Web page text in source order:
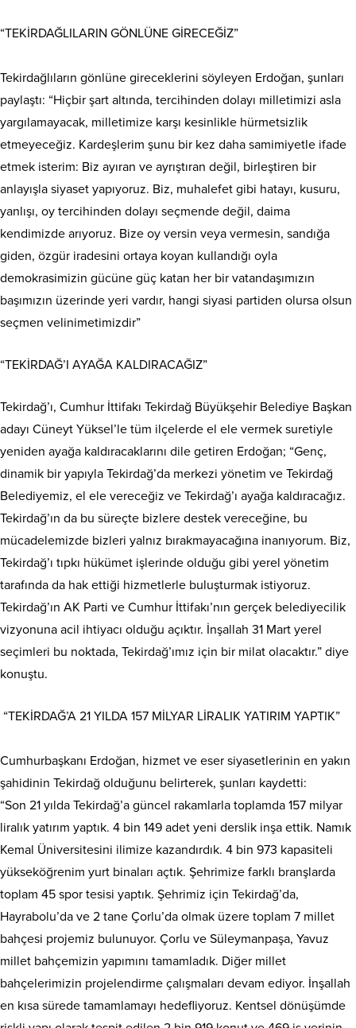
“TEKİRDAĞLILARIN GÖNLÜNE GİRECEĞİZ”
Tekirdağlıların gönlüne gireceklerini söyleyen Erdoğan, şunları
paylaştı: “Hiçbir şart altında, tercihinden dolayı milletimizi asla
yargılamayacak, milletimize karşı kesinlikle hürmetsizlik
etmeyeceğiz. Kardeşlerim şunu bir kez daha samimiyetle ifade
etmek isterim: Biz ayıran ve ayrıştıran değil, birleştiren bir
anlayışla siyaset yapıyoruz. Biz, muhalefet gibi hatayı, kusuru,
yanlışı, oy tercihinden dolayı seçmende değil, daima
kendimizde arıyoruz. Bize oy versin veya vermesin, sandığa
giden, özgür iradesini ortaya koyan kullandığı oyla
demokrasimizin gücüne güç katan her bir vatandaşımızın
başımızın üzerinde yeri vardır, hangi siyasi partiden olursa olsun
seçmen velinimetimizdir”
“TEKİRDAĞ’I AYAĞA KALDIRACAĞIZ”
Tekirdağ’ı, Cumhur İttifakı Tekirdağ Büyükşehir Belediye Başkan
adayı Cüneyt Yüksel’le tüm ilçelerde el ele vermek suretiyle
yeniden ayağa kaldıracaklarını dile getiren Erdoğan; “Genç,
dinamik bir yapıyla Tekirdağ’da merkezi yönetim ve Tekirdağ
Belediyemiz, el ele vereceğiz ve Tekirdağ’ı ayağa kaldıracağız.
Tekirdağ’ın da bu süreçte bizlere destek vereceğine, bu
mücadelemizde bizleri yalnız bırakmayacağına inanıyorum. Biz,
Tekirdağ’ı tıpkı hükümet işlerinde olduğu gibi yerel yönetim
tarafında da hak ettiği hizmetlerle buluşturmak istiyoruz.
Tekirdağ’ın AK Parti ve Cumhur İttifakı’nın gerçek belediyecilik
vizyonuna acil ihtiyacı olduğu açıktır. İnşallah 31 Mart yerel
seçimleri bu noktada, Tekirdağ’ımız için bir milat olacaktır.” diye
konuştu.
“TEKİRDAĞ’A 21 YILDA 157 MİLYAR LİRALIK YATIRIM YAPTIK”
Cumhurbaşkanı Erdoğan, hizmet ve eser siyasetlerinin en yakın
şahidinin Tekirdağ olduğunu belirterek, şunları kaydetti:
“Son 21 yılda Tekirdağ’a güncel rakamlarla toplamda 157 milyar
liralık yatırım yaptık. 4 bin 149 adet yeni derslik inşa ettik. Namık
Kemal Üniversitesini ilimize kazandırdık. 4 bin 973 kapasiteli
yükseköğrenim yurt binaları açtık. Şehrimize farklı branşlarda
toplam 45 spor tesisi yaptık. Şehrimiz için Tekirdağ’da,
Hayrabolu’da ve 2 tane Çorlu’da olmak üzere toplam 7 millet
bahçesi projemiz bulunuyor. Çorlu ve Süleymanpaşa, Yavuz
millet bahçemizin yapımını tamamladık. Diğer millet
bahçelerimizin projelendirme çalışmaları devam ediyor. İnşallah
en kısa sürede tamamlamayı hedefliyoruz. Kentsel dönüşümde